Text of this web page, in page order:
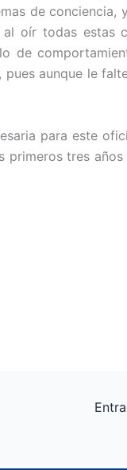
de conciencia,
oír todas estas
de
aunque le
para este
primeros tres años